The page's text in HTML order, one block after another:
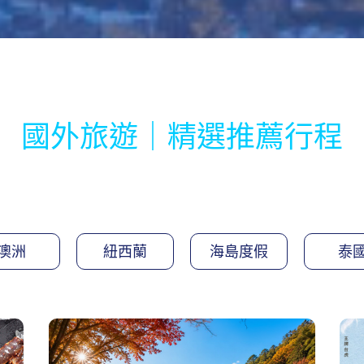
國外旅遊｜精選推薦行程
洲 紐西蘭 海島度假 泰